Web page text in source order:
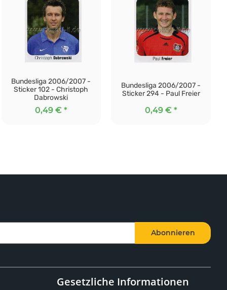
Bundesliga 2006/2007 -
Sticker 102 - Christoph
Dabrowski
0,49 € *
Bundesliga 2006/2007 -
Sticker 294 - Paul Freier
0,49 € *
Abonnieren
Gesetzliche Informationen